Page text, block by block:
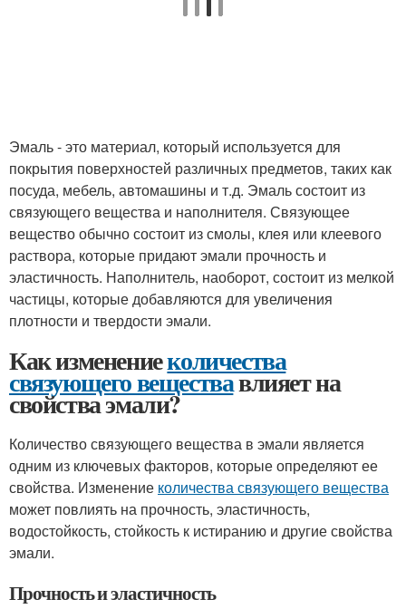
Эмаль - это материал, который используется для
покрытия поверхностей различных предметов, таких как
посуда, мебель, автомашины и т.д. Эмаль состоит из
связующего вещества и наполнителя. Связующее
вещество обычно состоит из смолы, клея или клеевого
раствора, которые придают эмали прочность и
эластичность. Наполнитель, наоборот, состоит из мелкой
частицы, которые добавляются для увеличения
плотности и твердости эмали.
Как изменениеколичества
связующего веществавлияет на
свойства эмали?
Количество связующего вещества в эмали является
одним из ключевых факторов, которые определяют ее
свойства. Изменение количества связующего вещества
может повлиять на прочность, эластичность,
водостойкость, стойкость к истиранию и другие свойства
эмали.
Прочность и эластичность